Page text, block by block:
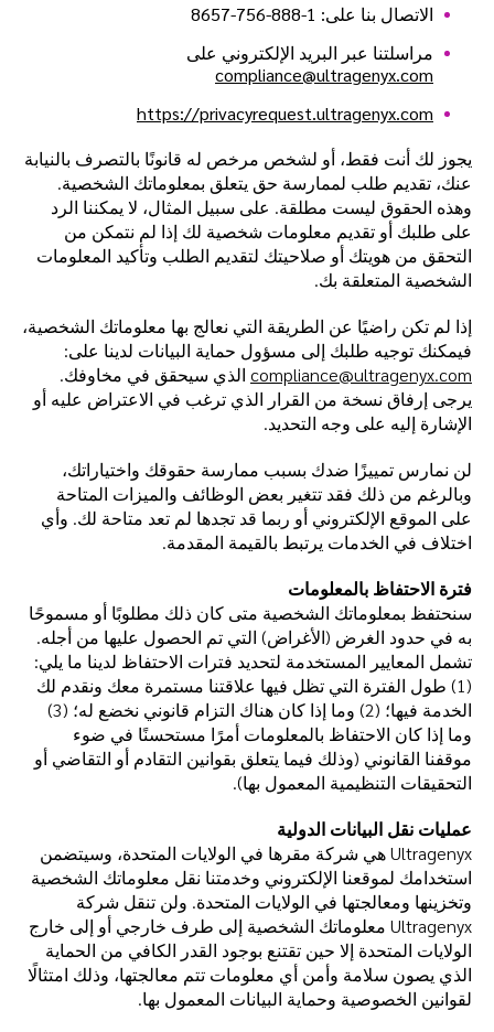
الاتصال بنا على: 1-888-756-8657
مراسلتنا عبر البريد الإلكتروني على
compliance@ultragenyx.com
https://privacyrequest.ultragenyx.com
يجوز لك أنت فقط، أو لشخص مرخص له قانونًا بالتصرف بالنيابة
عنك، تقديم طلب لممارسة حق يتعلق بمعلوماتك الشخصية.
وهذه الحقوق ليست مطلقة. على سبيل المثال، لا يمكننا الرد
على طلبك أو تقديم معلومات شخصية لك إذا لم نتمكن من
التحقق من هويتك أو صلاحيتك لتقديم الطلب وتأكيد المعلومات
الشخصية المتعلقة بك.
إذا لم تكن راضيًا عن الطريقة التي نعالج بها معلوماتك الشخصية،
فيمكنك توجيه طلبك إلى مسؤول حماية البيانات لدينا على:
compliance@ultragenyx.com الذي سيحقق في مخاوفك.
يرجى إرفاق نسخة من القرار الذي ترغب في الاعتراض عليه أو
الإشارة إليه على وجه التحديد.
لن نمارس تمييزًا ضدك بسبب ممارسة حقوقك واختياراتك،
وبالرغم من ذلك فقد تتغير بعض الوظائف والميزات المتاحة
على الموقع الإلكتروني أو ربما قد تجدها لم تعد متاحة لك. وأي
اختلاف في الخدمات يرتبط بالقيمة المقدمة.
فترة الاحتفاظ بالمعلومات
سنحتفظ بمعلوماتك الشخصية متى كان ذلك مطلوبًا أو مسموحًا
به في حدود الغرض (الأغراض) التي تم الحصول عليها من أجله.
تشمل المعايير المستخدمة لتحديد فترات الاحتفاظ لدينا ما يلي:
(1) طول الفترة التي تظل فيها علاقتنا مستمرة معك ونقدم لك
الخدمة فيها؛ (2) وما إذا كان هناك التزام قانوني نخضع له؛ (3)
وما إذا كان الاحتفاظ بالمعلومات أمرًا مستحسنًا في ضوء
موقفنا القانوني (وذلك فيما يتعلق بقوانين التقادم أو التقاضي أو
التحقيقات التنظيمية المعمول بها).
عمليات نقل البيانات الدولية
Ultragenyx هي شركة مقرها في الولايات المتحدة، وسيتضمن
استخدامك لموقعنا الإلكتروني وخدمتنا نقل معلوماتك الشخصية
وتخزينها ومعالجتها في الولايات المتحدة. ولن تنقل شركة
Ultragenyx معلوماتك الشخصية إلى طرف خارجي أو إلى خارج
الولايات المتحدة إلا حين تقتنع بوجود القدر الكافي من الحماية
الذي يصون سلامة وأمن أي معلومات تتم معالجتها، وذلك امتثالًا
لقوانين الخصوصية وحماية البيانات المعمول بها.